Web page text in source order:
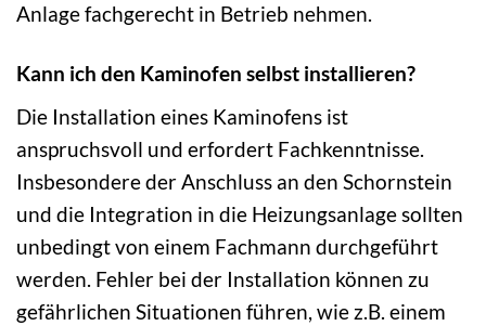
Anlage fachgerecht in Betrieb nehmen.
Kann ich den Kaminofen selbst installieren?
Die Installation eines Kaminofens ist
anspruchsvoll und erfordert Fachkenntnisse.
Insbesondere der Anschluss an den Schornstein
und die Integration in die Heizungsanlage sollten
unbedingt von einem Fachmann durchgeführt
werden. Fehler bei der Installation können zu
gefährlichen Situationen führen, wie z.B. einem